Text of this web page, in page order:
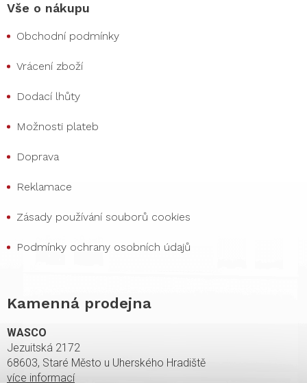
Vše o nákupu
Obchodní podmínky
Vrácení zboží
Dodací lhůty
Možnosti plateb
Doprava
Reklamace
Zásady používání souborů cookies
Podmínky ochrany osobních údajů
Kamenná prodejna
WASCO
Jezuitská 2172
68603, Staré Město u Uherského Hradiště
více informací